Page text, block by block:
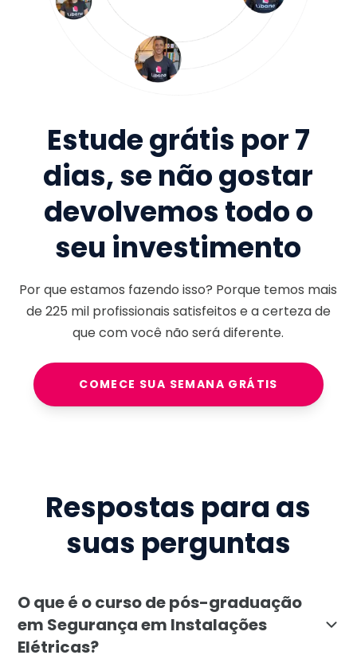
Estude grátis por 7
dias, se não gostar
devolvemos todo o
seu investimento
Por que estamos fazendo isso? Porque temos mais
de225 milprofissionais satisfeitos e a certeza de
que com você não será diferente.
COMECE SUA SEMANA GRÁTIS
Respostas para as
suas perguntas
O que é o curso de pós-graduação
em Segurança em Instalações
Elétricas?